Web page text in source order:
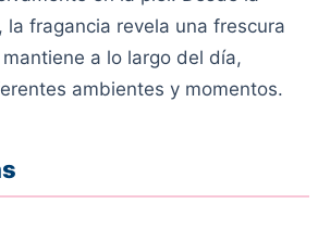
la fragancia revela una frescura
a lo largo del día,
ambientes y momentos.